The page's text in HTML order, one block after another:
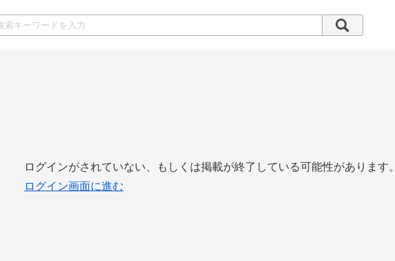
ログインがされていない、もしくは掲載が終了している可能性があります。
ログイン画面に進む